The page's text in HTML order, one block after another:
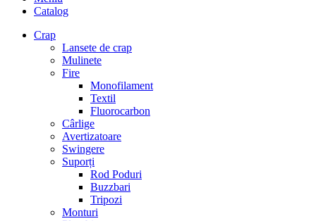
Catalog
Crap
Lansete de crap
Mulinete
Fire
Monofilament
Textil
Fluorocarbon
Cârlige
Avertizatoare
Swingere
Suporți
Rod Poduri
Buzzbari
Tripozi
Monturi